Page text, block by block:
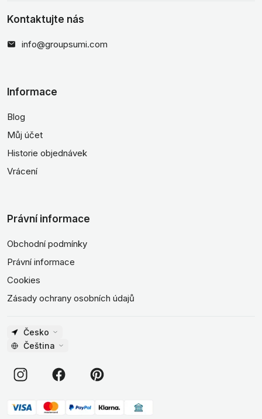
Kontaktujte nás
info@groupsumi.com
Informace
Blog
Můj účet
Historie objednávek
Vrácení
Právní informace
Obchodní podmínky
Právní informace
Cookies
Zásady ochrany osobních údajů
Česko
Čeština